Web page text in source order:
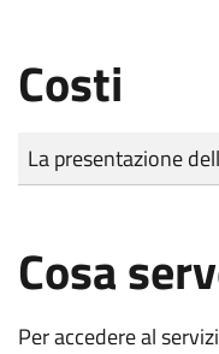
Costi
Tipo di pagamento
Importo
La presentazione
Cosa
Per accedere al